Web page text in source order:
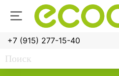
+7 (915) 277-15-40